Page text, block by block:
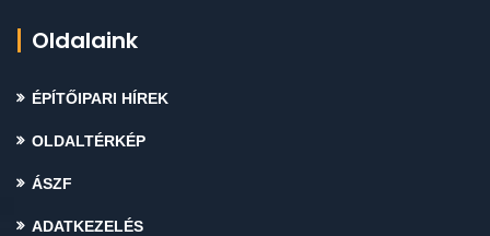
Oldalaink
ÉPÍTŐIPARI HÍREK
OLDALTÉRKÉP
ÁSZF
ADATKEZELÉS